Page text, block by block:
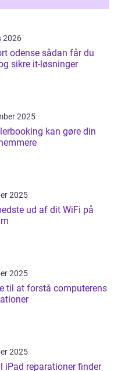
2026
sådan får du
sikre it-løsninger
2025
kan gøre din
2025
ud af dit WiFi på
2025
til at forstå computerens
2025
iPad reparationer finder